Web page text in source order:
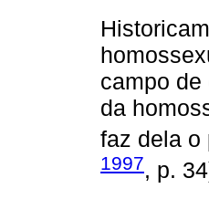
campo
da
faz dela o
1997, p.